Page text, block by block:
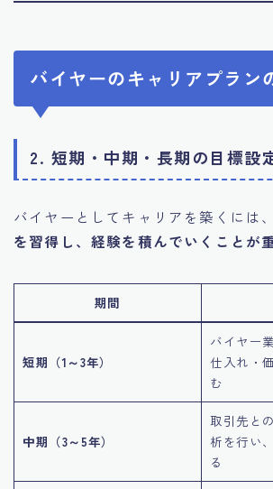
バイヤーのキャリアプラン
2. 短期・中期・長期の目標設
バイヤーとしてキャリアを築くには
を習得し、経験を積んでいくことが
期間
短期（1～3年）
バイヤー
仕入れ・
む
中期（3～5年）
取引先と
析を行い
る